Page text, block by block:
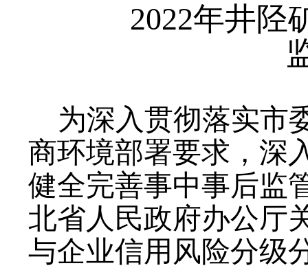
2022年井陉
为深入贯彻落实市
商环境部署要求，深
健全完善事中事后监
北省人民政府办公厅
与企业信用风险分级